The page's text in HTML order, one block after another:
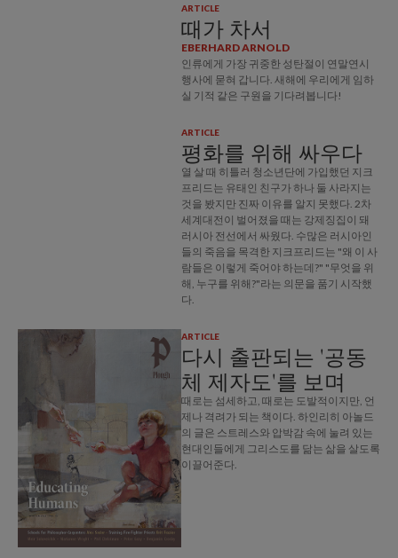
ARTICLE
때가 차서
EBERHARD ARNOLD
인류에게 가장 귀중한 성탄절이 연말연시
행사에 묻혀 갑니다. 새해에 우리에게 임하
실 기적 같은 구원을 기다려봅니다!
ARTICLE
평화를 위해 싸우다
열 살 때 히틀러 청소년단에 가입했던 지크
프리드는 유태인 친구가 하나 둘 사라지는
것을 봤지만 진짜 이유를 알지 못했다. 2차
세계대전이 벌어졌을 때는 강제징집이 돼
러시아 전선에서 싸웠다. 수많은 러시아인
들의 죽음을 목격한 지크프리드는 "왜 이 사
람들은 이렇게 죽어야 하는데?" "무엇을 위
해, 누구를 위해?"라는 의문을 품기 시작했
다.
ARTICLE
다시 출판되는 '공동
체 제자도'를 보며
때로는 섬세하고, 때로는 도발적이지만, 언
제나 격려가 되는 책이다. 하인리히 아놀드
의 글은 스트레스와 압박감 속에 눌려 있는
현대인들에게 그리스도를 닮는 삶을 살도록
이끌어준다.